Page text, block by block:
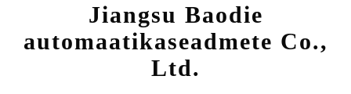
Jiangsu Baodie
automaatikaseadmete Co.,
Ltd.